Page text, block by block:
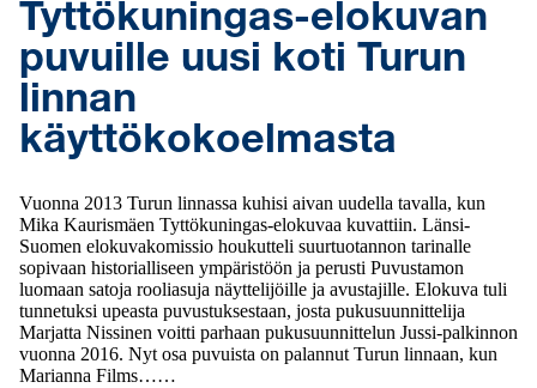
Tyttökuningas-elokuvan
puvuille uusi koti Turun
linnan
käyttökokoelmasta
Vuonna 2013 Turun linnassa kuhisi aivan uudella tavalla, kun
Mika Kaurismäen Tyttökuningas-elokuvaa kuvattiin. Länsi-
Suomen elokuvakomissio houkutteli suurtuotannon tarinalle
sopivaan historialliseen ympäristöön ja perusti Puvustamon
luomaan satoja rooliasuja näyttelijöille ja avustajille. Elokuva tuli
tunnetuksi upeasta puvustuksestaan, josta pukusuunnittelija
Marjatta Nissinen voitti parhaan pukusuunnittelun Jussi-palkinnon
vuonna 2016. Nyt osa puvuista on palannut Turun linnaan, kun
Marianna Films……